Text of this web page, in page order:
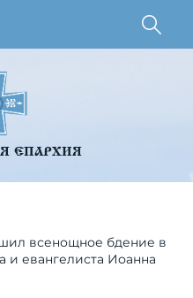
ЕПАРХИЯ
всенощное бдение в
и евангелиста Иоанна